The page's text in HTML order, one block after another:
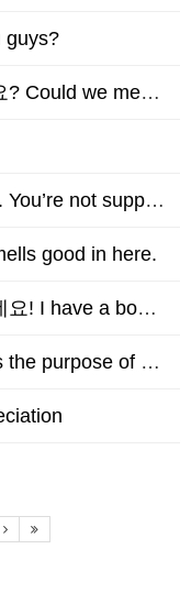
guys?
sometime next w…
to run on t…
good in here.
bone to pick with y…
of your trip?